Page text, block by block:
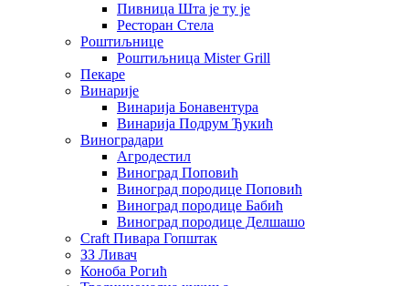
Пивница Шта је ту је
Ресторан Стела
Роштиљнице
Роштиљница Mister Grill
Пекаре
Винарије
Винарија Бонавентура
Винарија Подрум Ђукић
Виноградари
Агродестил
Виноград Поповић
Виноград породице Поповић
Виноград породице Бабић
Виноград породице Делшашо
Craft Пивара Гопштак
ЗЗ Ливач
Коноба Рогић